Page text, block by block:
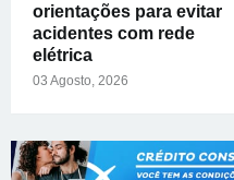
orientações para evitar
acidentes com rede
elétrica
03 Agosto, 2026